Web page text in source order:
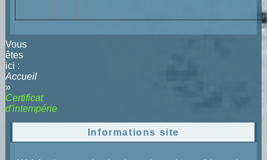
Vous
êtes
ici :
Accueil
»
Certificat
d'intempérie
Informations site